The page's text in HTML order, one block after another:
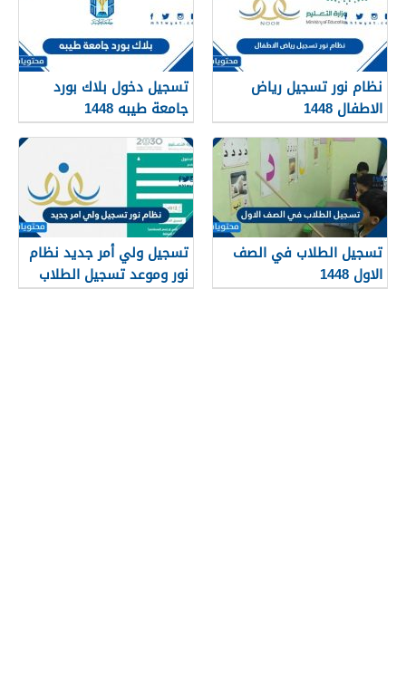
نظام نور تسجيل رياض
الاطفال 1448
تسجيل دخول بلاك بورد
جامعة طيبه 1448
تسجيل الطلاب في الصف
الاول 1448
تسجيل ولي أمر جديد نظام
نور وموعد تسجيل الطلاب
في نظام نور 1448